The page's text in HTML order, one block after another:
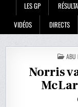
LES GP
VIDÉOS
DIRECTS
IN
ABU
Norris